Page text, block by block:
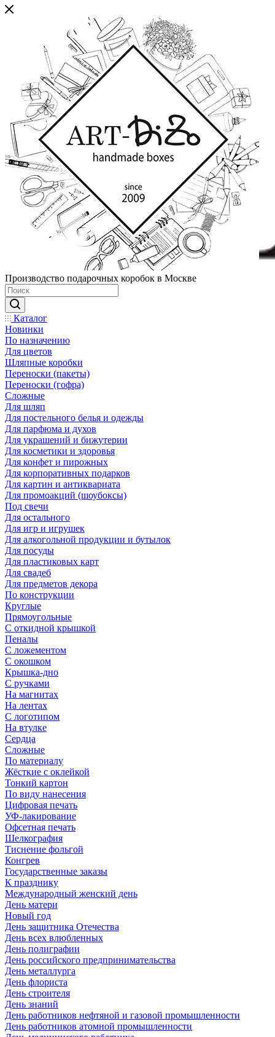
Производство подарочных коробок в Москве
Каталог
Новинки
По назначению
Для цветов
Шляпные коробки
Переноски (пакеты)
Переноски (гофра)
Сложные
Для шляп
Для постельного белья и одежды
Для парфюма и духов
Для украшений и бижутерии
Для косметики и здоровья
Для конфет и пирожных
Для корпоративных подарков
Для картин и антиквариата
Для промоакций (шоубоксы)
Под свечи
Для остального
Для игр и игрушек
Для алкогольной продукции и бутылок
Для посуды
Для пластиковых карт
Для свадеб
Для предметов декора
По конструкции
Круглые
Прямоугольные
С откидной крышкой
Пеналы
С ложементом
С окошком
Крышка-дно
С ручками
На магнитах
На лентах
С логотипом
На втулке
Сердца
Сложные
По материалу
Жёсткие с оклейкой
Тонкий картон
По виду нанесения
Цифровая печать
УФ-лакирование
Офсетная печать
Шелкография
Тиснение фольгой
Конгрев
Государственные заказы
К празднику
Международный женский день
День матери
Новый год
День защитника Отечества
День всех влюбленных
День полиграфии
День российского предпринимательства
День металлурга
День флориста
День строителя
День знаний
День работников нефтяной и газовой промышленности
День работников атомной промышленности